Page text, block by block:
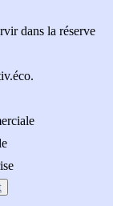
dans la réserve